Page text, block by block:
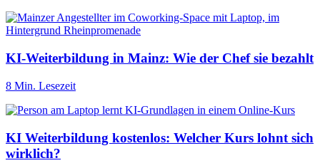
KI-Weiterbildung in Mainz: Wie der Chef sie bezahlt
8 Min. Lesezeit
KI Weiterbildung kostenlos: Welcher Kurs lohnt sich
wirklich?